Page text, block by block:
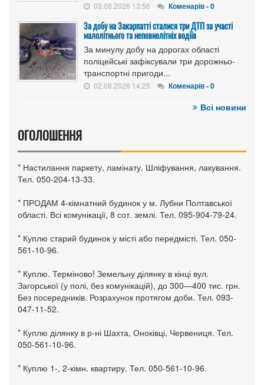
03.08.2026 13:56 Коменарів - 0
За добу на Закарпатті сталися три ДТП за участі
малолітнього та неповнолітніх водіїв
За минулу добу на дорогах області
поліцейські зафіксували три дорожньо-
транспортні пригоди...
02.08.2026 14:25 Коменарів - 0
Всі новини
ОГОЛОШЕННЯ
* Настилання паркету, ламінату. Шліфування, лакування.
Тел. 050-204-13-33.
* ПРОДАМ 4-кімнатний будинок у м. Лубни Полтавської
області. Всі комунікації, 8 сот. землі. Тел. 095-904-79-24.
* Куплю старий будинок у місті або передмісті. Тел. 050-
561-10-96.
* Куплю. Терміново! Земельну ділянку в кінці вул.
Загорської (у полі, без комунікацій), до 300—400 тис. грн.
Без посередників. Розрахунок протягом доби. Тел. 093-
047-11-52.
* Куплю ділянку в р-ні Шахта, Оноківці, Червениця. Тел.
050-561-10-96.
* Куплю 1-, 2-кімн. квартиру. Тел. 050-561-10-96.